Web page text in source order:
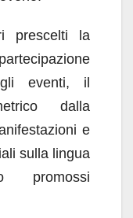
prescelti la
eventi, il
dalla
e
sulla lingua
promossi